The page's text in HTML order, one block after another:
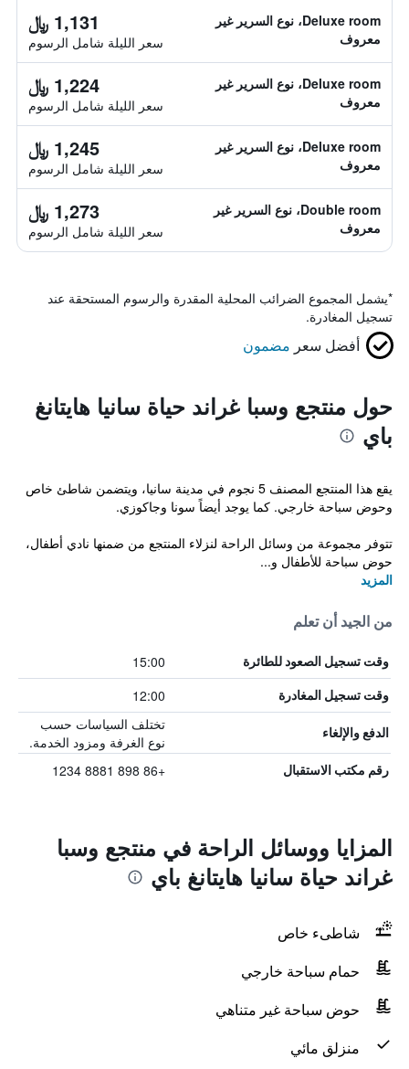
Deluxe room، نوع السرير غير
معروف
1,131 ﷼
سعر الليلة شامل الرسوم
Deluxe room، نوع السرير غير
معروف
1,224 ﷼
سعر الليلة شامل الرسوم
Deluxe room، نوع السرير غير
معروف
1,245 ﷼
سعر الليلة شامل الرسوم
Double room، نوع السرير غير
معروف
1,273 ﷼
سعر الليلة شامل الرسوم
*يشمل المجموع الضرائب المحلية المقدرة والرسوم المستحقة عند
تسجيل المغادرة.
أفضل سعر مضمون
حول منتجع وسبا غراند حياة سانيا هايتانغ
باي
يقع هذا المنتجع المصنف 5 نجوم في مدينة سانيا، ويتضمن شاطئ خاص
وحوض سباحة خارجي. كما يوجد أيضاً سونا وجاكوزي.
تتوفر مجموعة من وسائل الراحة لنزلاء المنتجع من ضمنها نادي أطفال،
حوض سباحة للأطفال و...
المزيد
من الجيد أن تعلم
وقت تسجيل الصعود للطائرة 15:00
وقت تسجيل المغادرة 12:00
الدفع والإلغاء
تختلف السياسات حسب
نوع الغرفة ومزود الخدمة.
رقم مكتب الاستقبال +86 898 8881 1234
المزايا ووسائل الراحة في منتجع وسبا
غراند حياة سانيا هايتانغ باي
شاطىء خاص
حمام سباحة خارجي
حوض سباحة غير متناهي
منزلق مائي